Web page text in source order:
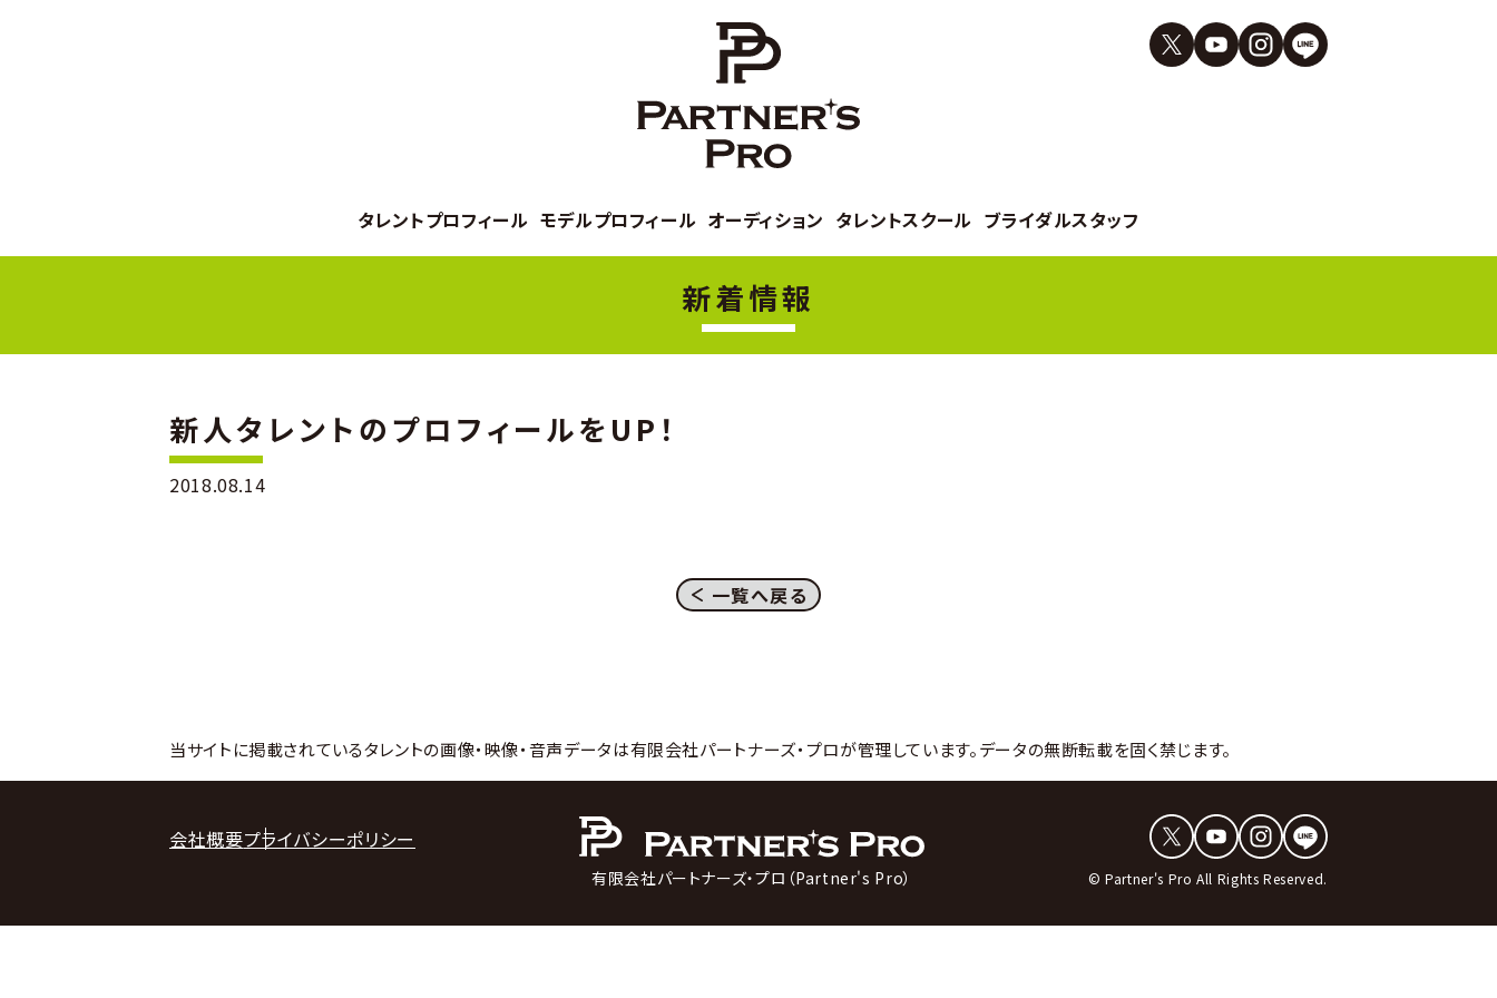
タレントプロフィール モデルプロフィール オーディション タレントスクール ブライダルスタッフ
新着情報
新人タレントのプロフィールをUP！
2018.08.14
一覧へ戻る
当サイトに掲載されているタレントの画像・映像・音声データは有限会社パートナーズ・プロが管理しています。データの無断転載を固く禁じます。
有限会社パートナーズ・プロ（Partner's Pro）
会社概要プライバシーポリシー
© Partner's Pro All Rights Reserved.